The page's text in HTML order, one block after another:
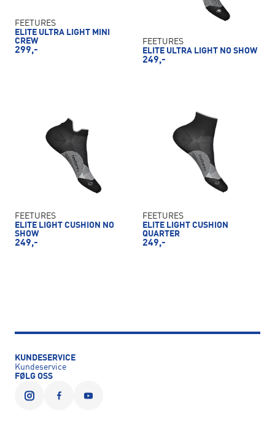
FEETURES
ELITE ULTRA LIGHT MINI
CREW
299,-
FEETURES
ELITE ULTRA LIGHT NO SHOW
249,-
FEETURES
ELITE LIGHT CUSHION NO
SHOW
249,-
FEETURES
ELITE LIGHT CUSHION
QUARTER
249,-
KUNDESERVICE
Kundeservice
FØLG OSS